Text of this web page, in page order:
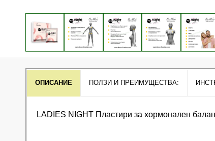
ОПИСАНИЕ ПОЛЗИ И ПРЕИМУЩЕСТВА:
LADIES NIGHT Пластири за хормонален